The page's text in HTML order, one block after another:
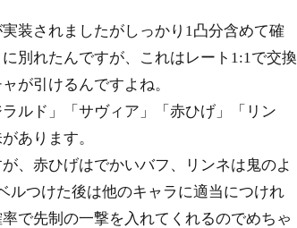
装されましたがしっかり1凸分含めて確
別れたんですが、これはレート1:1で交換
が引けるんですよね。
ルド」「サヴィア」「赤ひげ」「リン
あります。
、赤ひげはでかいバフ、リンネは鬼のよ
ルつけた後は他のキャラに適当につけれ
で先制の一撃を入れてくれるのでめちゃ